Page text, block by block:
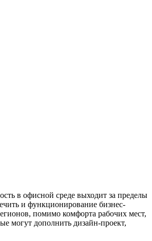
в офисной среде выходит за пределы
и функционирование бизнес-
помимо комфорта рабочих мест,
могут дополнить дизайн-проект,